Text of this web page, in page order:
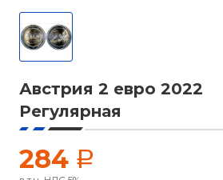
Австрия 2 евро 2022
Регулярная
284 a